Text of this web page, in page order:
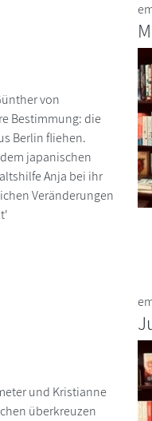
von
Bestimmung: die
Berlin fliehen.
japanischen
Anja bei ihr
Veränderungen
und Kristianne
überkreuzen